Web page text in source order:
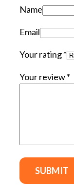
Name
Email
Your rating*
Your review*